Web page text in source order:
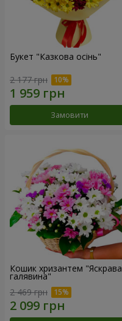
Букет "Казкова осінь"
2 177 грн
Замовити
Кошик хризантем "Яскрава
галявина"
2 469 грн